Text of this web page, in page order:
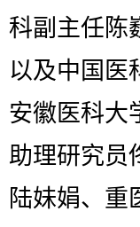
科副主任陈
以及中国医
安徽医科大
助理研究员
陆妹娟、重